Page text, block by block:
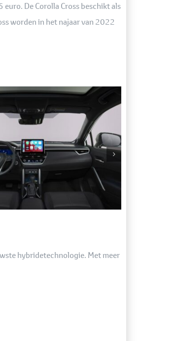
De Corolla Cross beschikt als
worden in het najaar van 2022
hybridetechnologie. Met meer